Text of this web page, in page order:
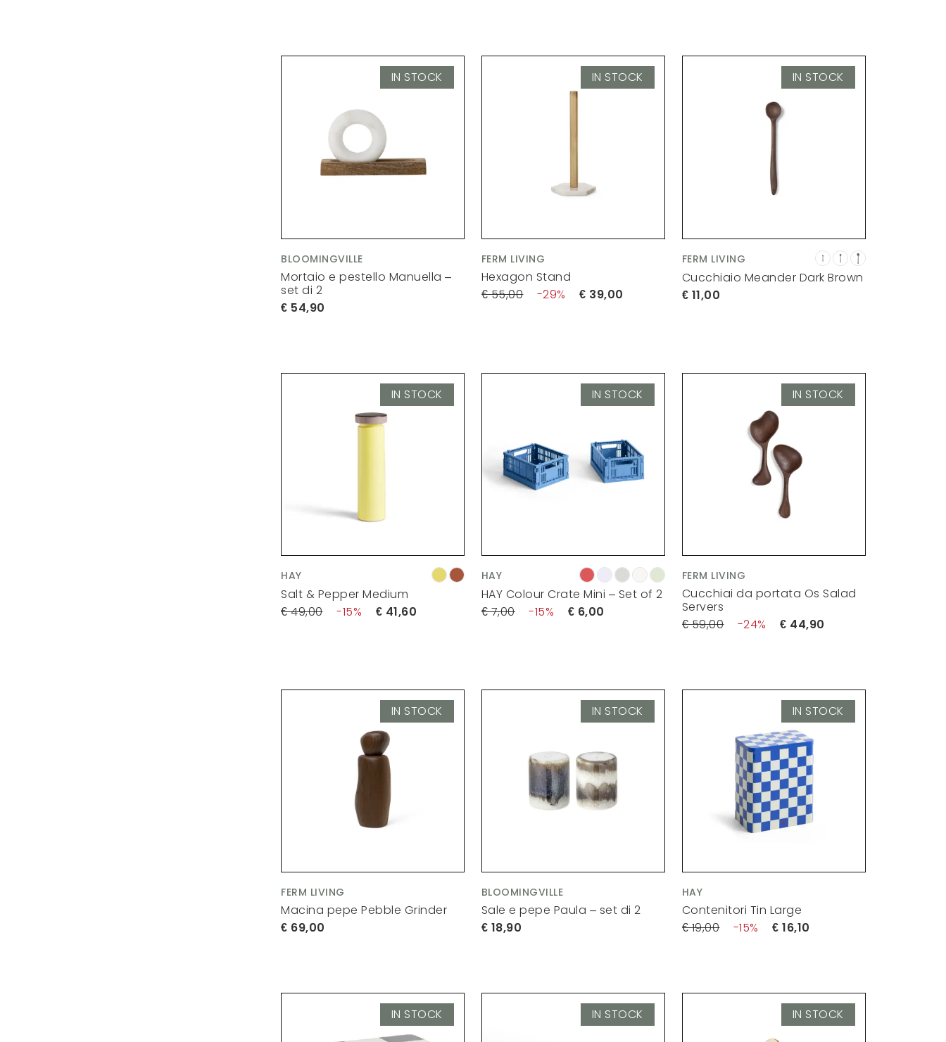
BLOOMINGVILLE
Mortaio e pestello Manuella –
set di 2
54,90
IN STOCK
FERM LIVING
Hexagon Stand
55,00
29 39,00
IN STOCK
FERM LIVING
Cucchiaio Meander Dark Brown
11,00
IN STOCK
HAY
Salt & Pepper Medium
49,00
15 41,60
IN STOCK
HAY
HAY Colour Crate Mini – Set of 2
7,00
15 6,00
IN STOCK
FERM LIVING
Cucchiai da portata Os Salad
Servers
59,00
24 44,90
IN STOCK
FERM LIVING
Macina pepe Pebble Grinder
69,00
IN STOCK
BLOOMINGVILLE
Sale e pepe Paula – set di 2
18,90
IN STOCK
HAY
Contenitori Tin Large
19,00
15 16,10
IN STOCK
IN STOCK IN STOCK IN STOCK